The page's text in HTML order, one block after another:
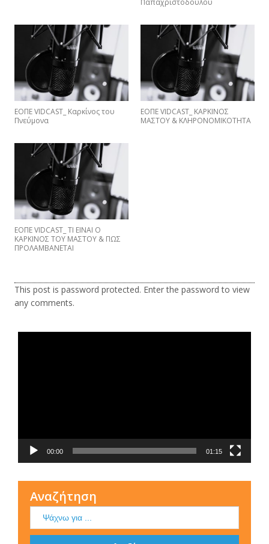
Παπαχριστοδούλου
ΕΟΠΕ VIDCAST_ Καρκίνος του
Πνεύμονα
ΕΟΠΕ VIDCAST_ ΚΑΡΚΙΝΟΣ
ΜΑΣΤΟΥ & ΚΛΗΡΟΝΟΜΙΚΟΤΗΤΑ
EΟΠΕ VIDCAST_ ΤΙ ΕΙΝΑΙ Ο
ΚΑΡΚΙΝΟΣ ΤΟΥ ΜΑΣΤΟΥ & ΠΩΣ
ΠΡΟΛΑΜΒΑNETAI
This post is password protected. Enter the password to view
any comments.
00:00 01:15
Αναζήτηση